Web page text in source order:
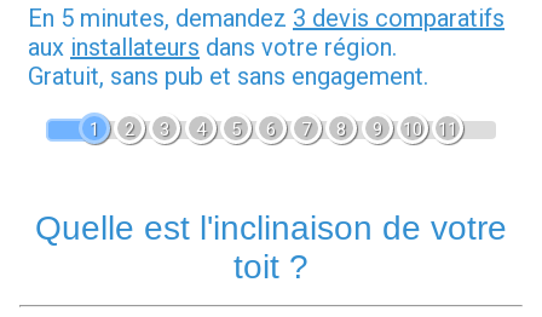
En 5 minutes, demandez 3 devis comparatifs
aux installateurs dans votre région.
Gratuit, sans pub et sans engagement.
1 2 3 4 5 6 7 8 9 10 11
Quelle est l'inclinaison de votre
toit ?